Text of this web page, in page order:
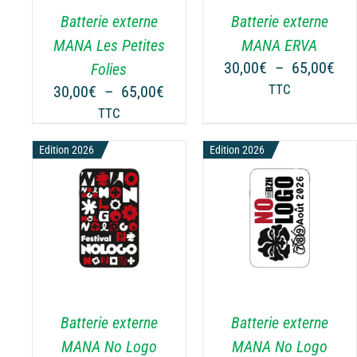
Batterie externe
MANA Les Petites
Folies
30,00€ – 65,00€
TTC
LES
OPTIONS
PEUVENT
ÊTRE
CHOISIES
SUR
LA
PAGE
DU
PRODUIT
Batterie externe
MANA ERVA
30,00€ – 65,00€
TTC
LES
OPTIONS
PEUVENT
ÊTRE
CHOISIES
LA
PAGE
DU
PRODUIT
Edition 2026
Batterie externe
MANA No Logo
Edition 2026
CHOIX DES OPTIONS
CE
PRODUIT
A
LES
OPTIONS
/ DÉTAILS
Batterie externe
MANA No Logo
CHOIX DES OPTIONS
CE
PRODUIT
A
LES
OPTIONS
/ DÉTAILS